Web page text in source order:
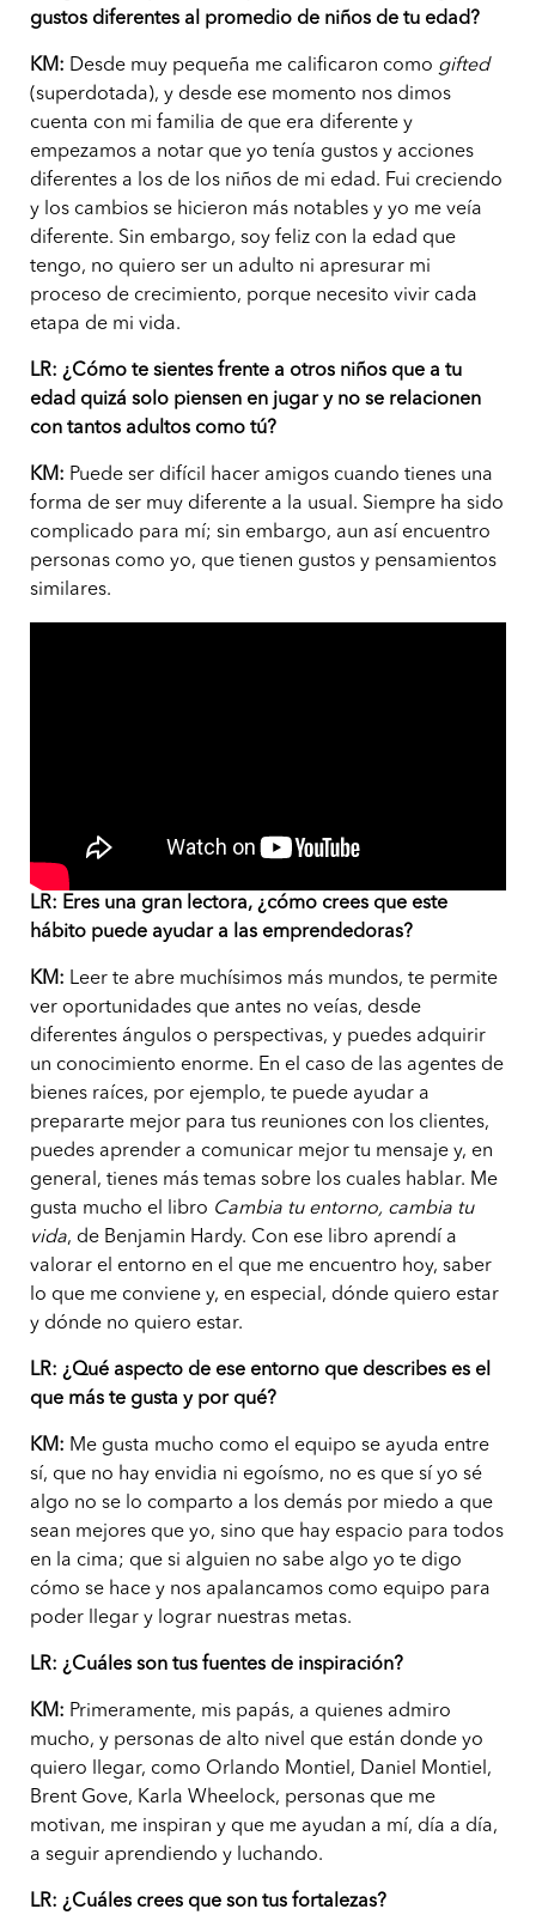
gustos diferentes al promedio de niños de tu edad?
KM: Desde muy pequeña me calificaron como gifted
(superdotada), y desde ese momento nos dimos
cuenta con mi familia de que era diferente y
empezamos a notar que yo tenía gustos y acciones
diferentes a los de los niños de mi edad. Fui creciendo
y los cambios se hicieron más notables y yo me veía
diferente. Sin embargo, soy feliz con la edad que
tengo, no quiero ser un adulto ni apresurar mi
proceso de crecimiento, porque necesito vivir cada
etapa de mi vida.
LR: ¿Cómo te sientes frente a otros niños que a tu
edad quizá solo piensen en jugar y no se relacionen
con tantos adultos como tú?
KM: Puede ser difícil hacer amigos cuando tienes una
forma de ser muy diferente a la usual. Siempre ha sido
complicado para mí; sin embargo, aun así encuentro
personas como yo, que tienen gustos y pensamientos
similares.
LR: Eres una gran lectora, ¿cómo crees que este
hábito puede ayudar a las emprendedoras?
KM: Leer te abre muchísimos más mundos, te permite
ver oportunidades que antes no veías, desde
diferentes ángulos o perspectivas, y puedes adquirir
un conocimiento enorme. En el caso de las agentes de
bienes raíces, por ejemplo, te puede ayudar a
prepararte mejor para tus reuniones con los clientes,
puedes aprender a comunicar mejor tu mensaje y, en
general, tienes más temas sobre los cuales hablar. Me
gusta mucho el libro Cambia tu entorno, cambia tu
vida, de Benjamin Hardy. Con ese libro aprendí a
valorar el entorno en el que me encuentro hoy, saber
lo que me conviene y, en especial, dónde quiero estar
y dónde no quiero estar.
LR: ¿Qué aspecto de ese entorno que describes es el
que más te gusta y por qué?
KM: Me gusta mucho como el equipo se ayuda entre
sí, que no hay envidia ni egoísmo, no es que sí yo sé
algo no se lo comparto a los demás por miedo a que
sean mejores que yo, sino que hay espacio para todos
en la cima; que si alguien no sabe algo yo te digo
cómo se hace y nos apalancamos como equipo para
poder llegar y lograr nuestras metas.
LR: ¿Cuáles son tus fuentes de inspiración?
KM: Primeramente, mis papás, a quienes admiro
mucho, y personas de alto nivel que están donde yo
quiero llegar, como Orlando Montiel, Daniel Montiel,
Brent Gove, Karla Wheelock, personas que me
motivan, me inspiran y que me ayudan a mí, día a día,
a seguir aprendiendo y luchando.
LR: ¿Cuáles crees que son tus fortalezas?